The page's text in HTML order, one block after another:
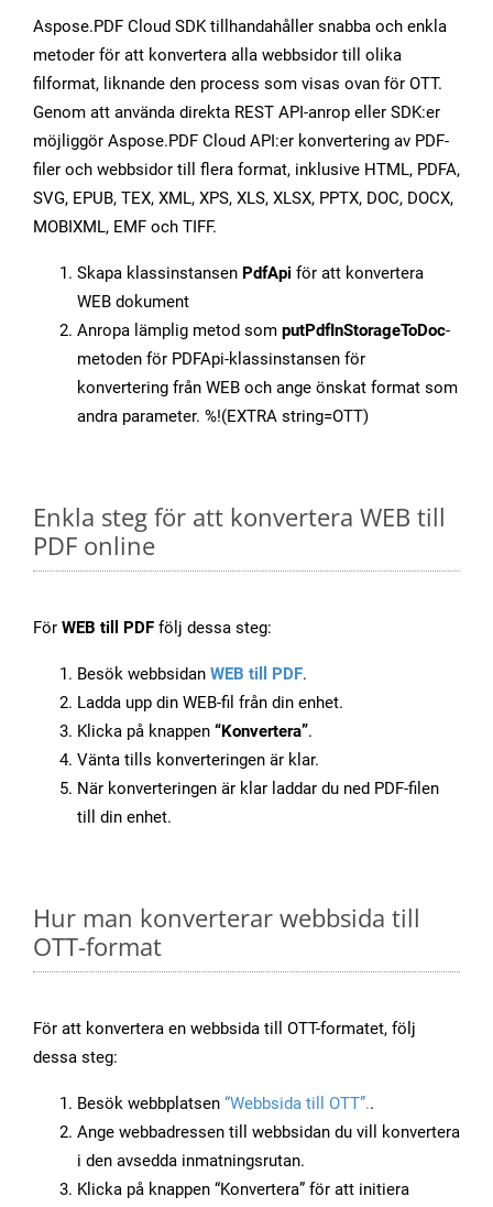
Aspose.PDF Cloud SDK tillhandahåller snabba och enkla
metoder för att konvertera alla webbsidor till olika
filformat, liknande den process som visas ovan för OTT.
Genom att använda direkta REST API-anrop eller SDK:er
möjliggör Aspose.PDF Cloud API:er konvertering av PDF-
filer och webbsidor till flera format, inklusive HTML, PDFA,
SVG, EPUB, TEX, XML, XPS, XLS, XLSX, PPTX, DOC, DOCX,
MOBIXML, EMF och TIFF.
Skapa klassinstansen PdfApi för att konvertera
WEB dokument
Anropa lämplig metod som putPdfInStorageToDoc-
metoden för PDFApi-klassinstansen för
konvertering från WEB och ange önskat format som
andra parameter. %!(EXTRA string=OTT)
Enkla steg för att konvertera WEB till
PDF online
För WEB till PDF följ dessa steg:
Besök webbsidan WEB till PDF.
Ladda upp din WEB-fil från din enhet.
Klicka på knappen “Konvertera”.
Vänta tills konverteringen är klar.
När konverteringen är klar laddar du ned PDF-filen
till din enhet.
Hur man konverterar webbsida till
OTT-format
För att konvertera en webbsida till OTT-formatet, följ
dessa steg:
Besök webbplatsen “Webbsida till OTT”..
Ange webbadressen till webbsidan du vill konvertera
i den avsedda inmatningsrutan.
Klicka på knappen “Konvertera” för att initiera